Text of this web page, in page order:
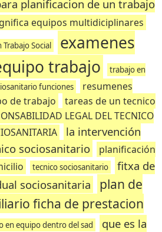
planificacion de un trabajo
equipos multidiciplinares
Social
examenes
trabajo
trabajo en
funciones
resumenes
de trabajo
tareas de un tecnico
LEGAL DEL TECNICO
la intervención
sociosanitario
planificación
tecnico sociosanitario
fitxa de
sociosanitaria
plan de
ficha de prestacion
en equipo dentro del sad
que es la